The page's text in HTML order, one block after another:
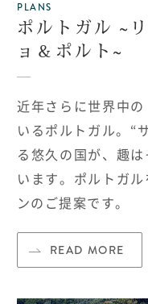
PLANS
ポルトガル ~
ョ＆ポルト~
近年さらに世界中
いるポルトガル。“
る悠久の国が、趣
います。ポルトガ
ンのご提案です。
READ MORE